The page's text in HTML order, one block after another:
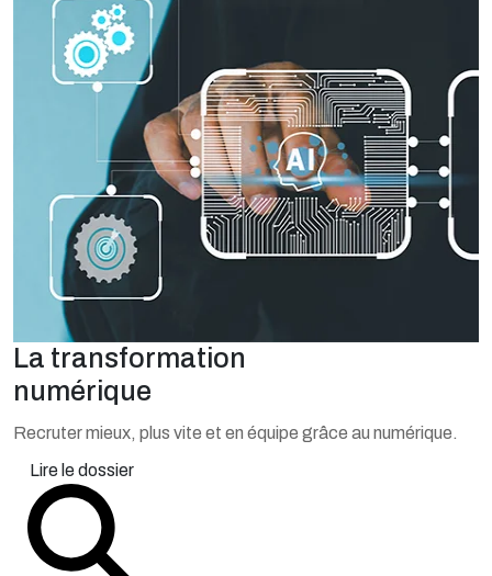
La transformation
numérique
Recruter mieux, plus vite et en équipe grâce au numérique.
Lire le dossier